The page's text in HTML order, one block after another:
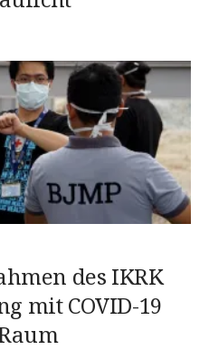
des IKRK
mit COVID-19